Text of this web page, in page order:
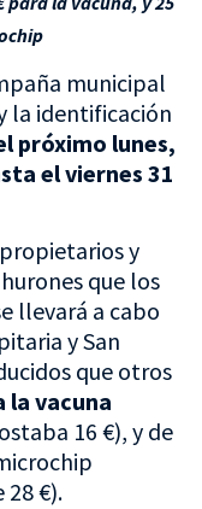
municipal
la identificación
próximo lunes,
el viernes 31
y
que los
llevará a cabo
y San
que otros
la vacuna
16 €), y de
€).